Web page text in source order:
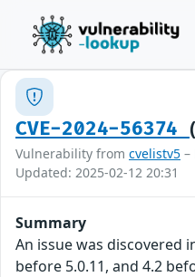
CVE-2024-56374
Vulnerability from cvelistv5 –
Updated: 2025-02-12 20:31
Summary
An issue was discovered
before 5.0.11, and 4.2